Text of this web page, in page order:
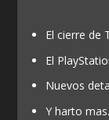
El cierre de
El
Nuevos
Y harto